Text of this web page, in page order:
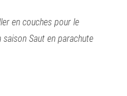
en couches pour le
Saut en parachute